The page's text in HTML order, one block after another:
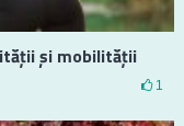
și mobilității
1